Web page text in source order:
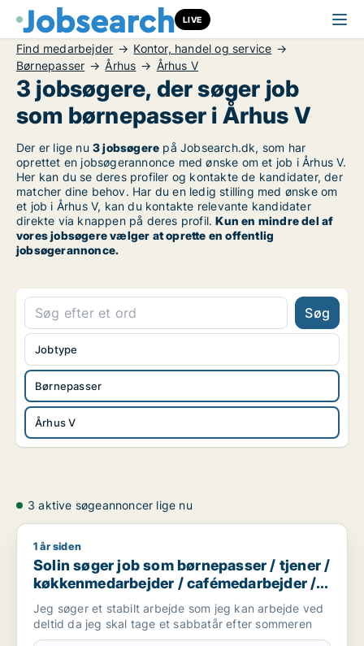
LIVE
Find medarbejder
Kontor, handel og service
Børnepasser
Århus Århus V
3 jobsøgere, der søger job
som børnepasser i Århus V
Der er lige nu 3 jobsøgere på Jobsearch.dk, som har
oprettet en jobsøgerannonce med ønske om et job i Århus V.
Her kan du se deres profiler og kontakte de kandidater, der
matcher dine behov. Har du en ledig stilling med ønske om
et job i Århus V, kan du kontakte relevante kandidater
direkte via knappen på deres profil.Kun en mindre del af
vores jobsøgere vælger at oprette en offentlig
jobsøgerannonce.
Søg
Børnepasser
Århus V
Jobtype
3 aktive søgeannoncer lige nu
Solin søger job som børnepasser / tjener /
1 år siden
Solin søger job som børnepasser / tjener /
køkkenmedarbejder / cafémedarbejder /
butiksmedarbejder
Jeg søger et stabilt arbejde som jeg kan arbejde ved
deltid da jeg skal tage et sabbatår efter sommeren